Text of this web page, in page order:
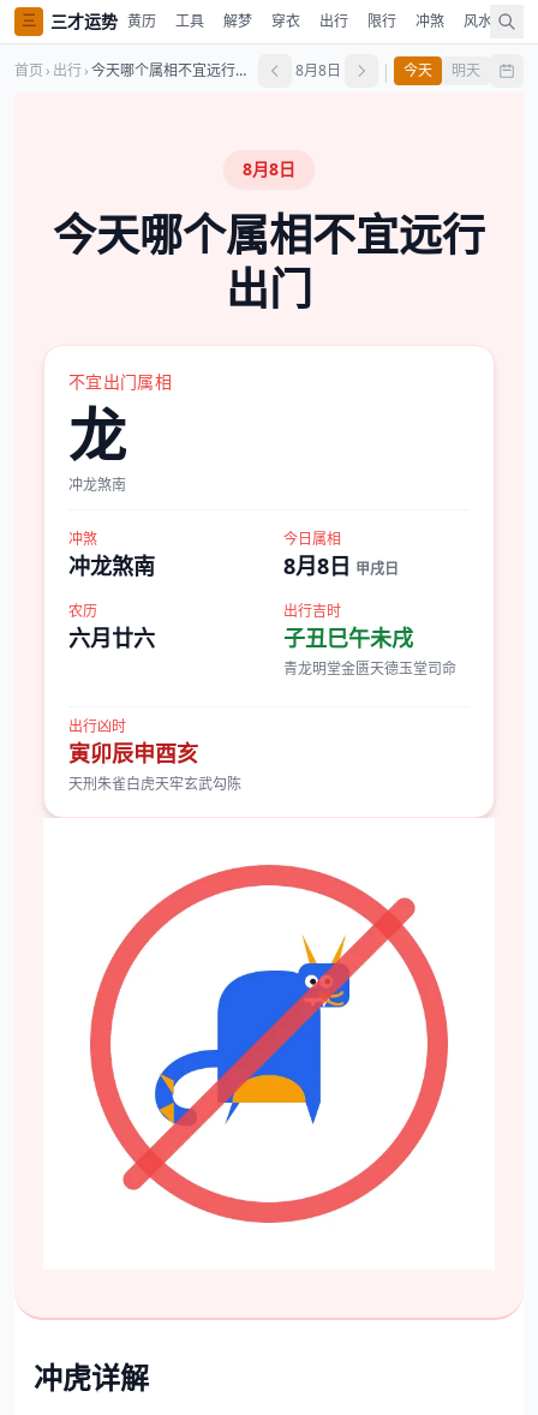
三 三才运势 黄历 工具 解梦 穿衣 出行 限行 冲煞 风水 时
首页 › 出行› 今天哪个属相不宜远行出门 8月8日 | 今天 明天
8月8日
今天哪个属相不宜远行
出门
不宜出门属相
龙
冲龙煞南
冲煞
冲龙煞南
今日属相
8月8日 甲戌日
农历
六月廿六
出行吉时
子丑巳午未戌
青龙明堂金匮天德玉堂司命
出行凶时
寅卯辰申酉亥
天刑朱雀白虎天牢玄武勾陈
冲虎详解